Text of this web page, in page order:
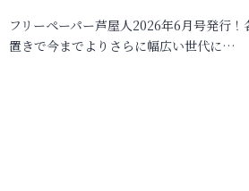
フリーペーパー芦屋人2026年6月号発行
置きで今までよりさらに幅広い世代に…